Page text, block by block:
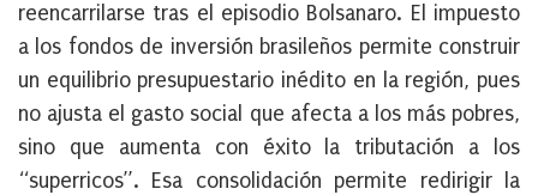
reencarrilarse tras el episodio Bolsanaro. El impuesto
a los fondos de inversión brasileños permite construir
un equilibrio presupuestario inédito en la región, pues
no ajusta el gasto social que afecta a los más pobres,
sino que aumenta con éxito la tributación a los
“superricos”. Esa consolidación permite redirigir la